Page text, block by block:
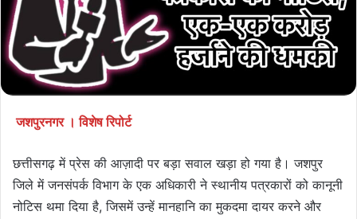
जशपुरनगर । विशेष रिपोर्ट
छत्तीसगढ़ में प्रेस की आज़ादी पर बड़ा सवाल खड़ा हो गया है। जशपुर
जिले में जनसंपर्क विभाग के एक अधिकारी ने स्थानीय पत्रकारों को कानूनी
नोटिस थमा दिया है, जिसमें उन्हें मानहानि का मुकदमा दायर करने और